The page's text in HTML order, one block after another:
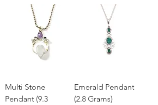
Multi Stone
Pendant (9.3
Emerald Pendant
(2.8 Grams)